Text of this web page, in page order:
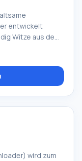
entwickelt
Witze aus dem
der
die Anwendung
Arbeit damit
es mit
wird zum